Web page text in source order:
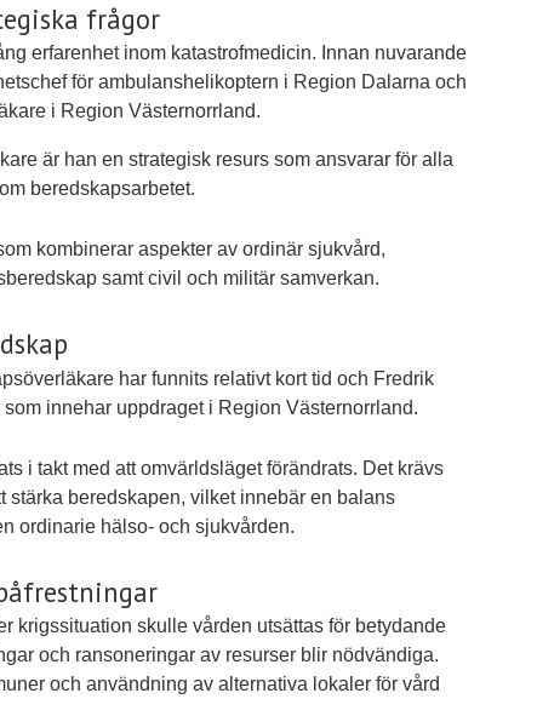
frågor
erfarenhet inom katastrofmedicin. Innan nuvarande
för ambulanshelikoptern i Region Dalarna och
i Region Västernorrland.
är han en strategisk resurs som ansvarar för alla
beredskapsarbetet.
kombinerar aspekter av ordinär sjukvård,
samt civil och militär samverkan.
har funnits relativt kort tid och Fredrik
innehar uppdraget i Region Västernorrland.
i takt med att omvärldsläget förändrats. Det krävs
stärka beredskapen, vilket innebär en balans
ordinarie hälso- och sjukvården.
krigssituation skulle vården utsättas för betydande
och ransoneringar av resurser blir nödvändiga.
och användning av alternativa lokaler för vård